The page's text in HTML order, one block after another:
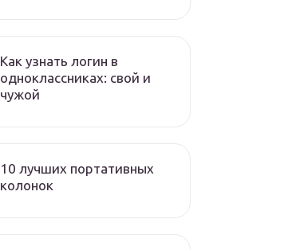
Как узнать логин в
одноклассниках: свой и
чужой
10 лучших портативных
колонок